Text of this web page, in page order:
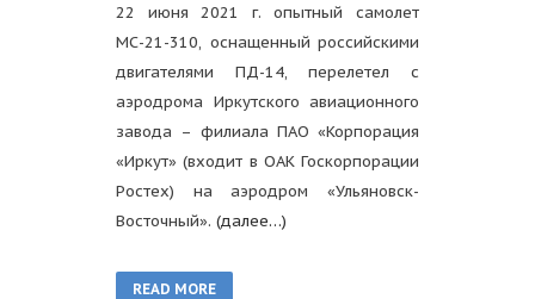
22 июня 2021 г. опытный самолет
МС-21-310, оснащенный российскими
двигателями ПД-14, перелетел с
аэродрома Иркутского авиационного
завода – филиала ПАО «Корпорация
«Иркут» (входит в ОАК Госкорпорации
Ростех) на аэродром «Ульяновск-
Восточный». (далее…)
READ MORE